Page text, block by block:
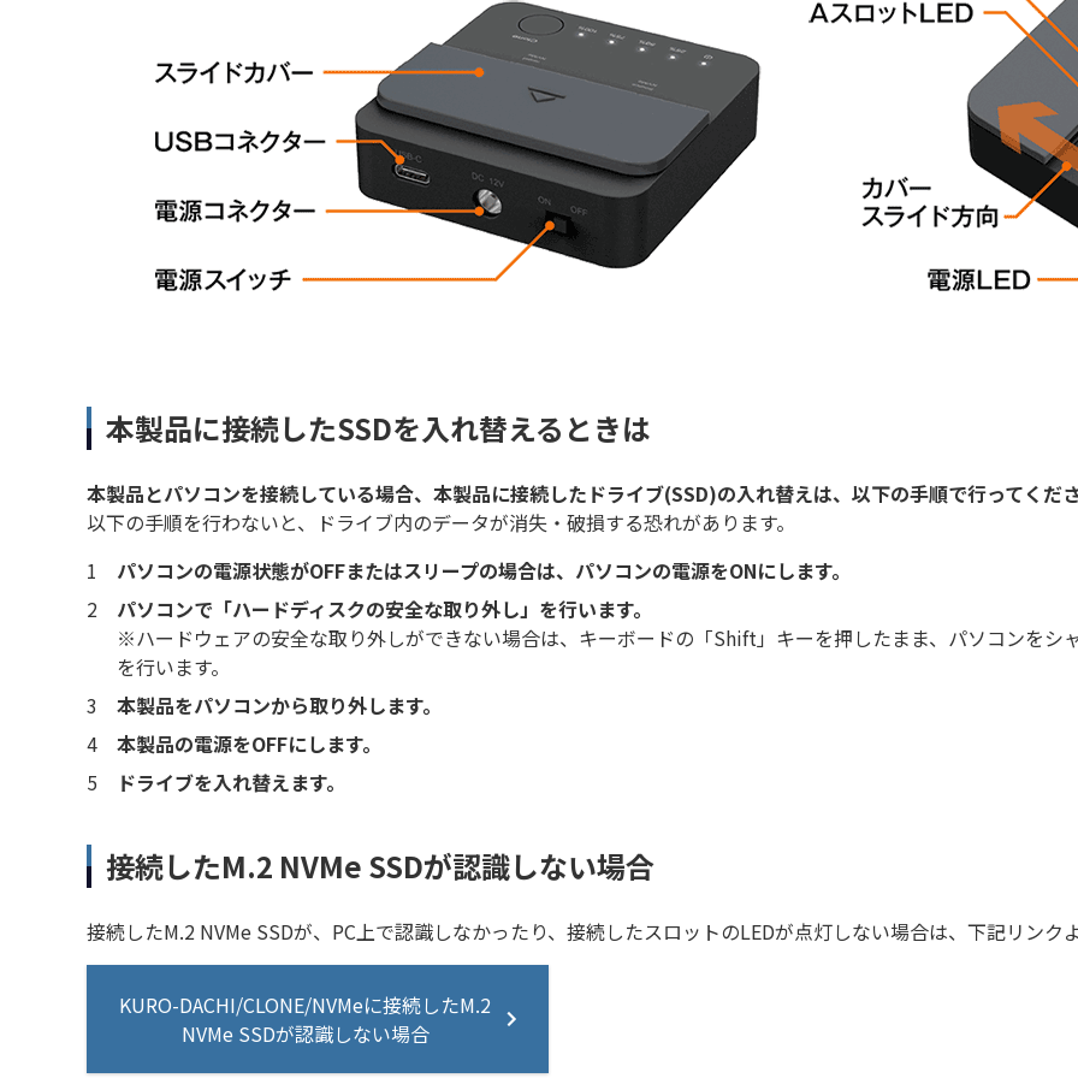
本製品に接続したSSDを入れ替えるときは
本製品とパソコンを接続している場合、本製品に接続したドライブ(SSD)の入れ替えは、以下の手順で行ってくだ
以下の手順を行わないと、ドライブ内のデータが消失・破損する恐れがあります。
1
パソコンの電源状態がOFFまたはスリープの場合は、パソコンの電源をONにします。
2
パソコンで「ハードディスクの安全な取り外し」を行います。
※ハードウェアの安全な取り外しができない場合は、キーボードの「Shift」キーを押したまま、パソコンをシ
を行います。
3
本製品をパソコンから取り外します。
4
本製品の電源をOFFにします。
5
ドライブを入れ替えます。
接続したM.2 NVMe SSDが認識しない場合
接続したM.2 NVMe SSDが、PC上で認識しなかったり、接続したスロットのLEDが点灯しない場合は、下記リン
KURO-DACHI/CLONE/NVMeに接続したM.2
NVMe SSDが認識しない場合